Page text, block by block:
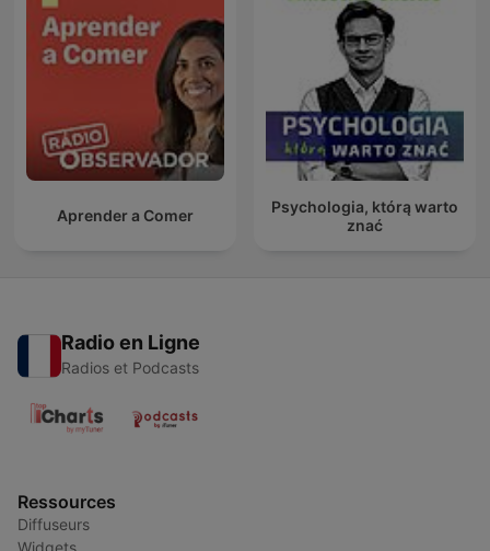
Aprender a Comer
Psychologia, którą warto
znać
Radio en Ligne
Radios et Podcasts
Ressources
Diffuseurs